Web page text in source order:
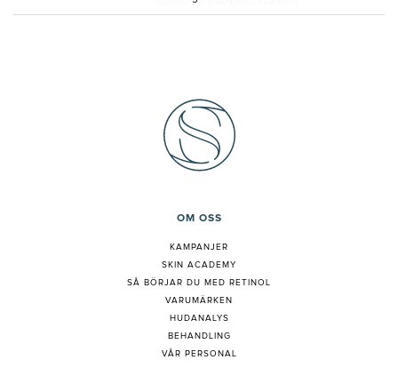
OM OSS
KAMPANJER
SKIN ACADEMY
SÅ BÖRJAR DU MED RETINOL
VARUMÄRKEN
HUDANALYS
BEHANDLING
VÅR PERSONAL